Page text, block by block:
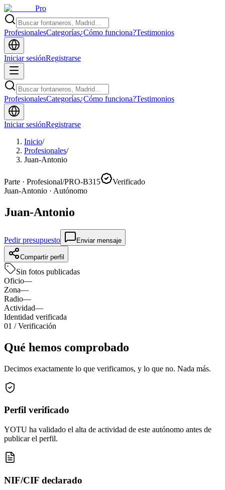
Pro
ProfesionalesCategorías¿Cómo funciona?Testimonios
Iniciar sesiónRegistrarse
ProfesionalesCategorías¿Cómo funciona?Testimonios
Iniciar sesiónRegistrarse
Inicio/
Profesionales/
Juan-Antonio
Parte · Profesional/PRO-B315
Verificado
Juan-Antonio · Autónomo
Juan-Antonio
Pedir presupuesto Enviar mensaje
Compartir perfil
Sin fotos publicadas
Oficio—
Zona—
Radio—
Actividad—
Identidad verificada
01 / Verificación
Qué hemos comprobado
Decimos exactamente lo que verificamos, y lo que no. Nada más.
Perfil verificado
YOTU ha validado el alta de actividad de este autónomo antes de
publicar el perfil.
NIF/CIF declarado